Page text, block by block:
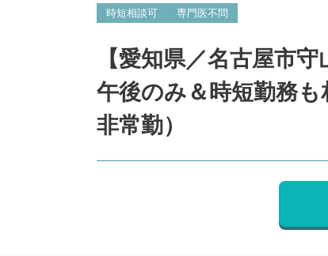
時短相談可 専門医不問
【愛知県／名古屋市
午後のみ＆時短勤務
非常勤）